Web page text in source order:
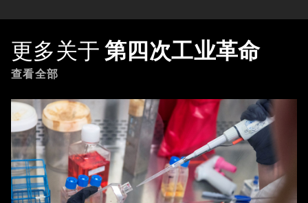
更多关于 第四次工业革命
查看全部